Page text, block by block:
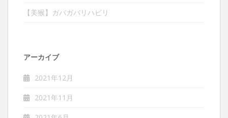
【美猴】ガバガバリハビリ
アーカイブ
2021年12月
2021年11月